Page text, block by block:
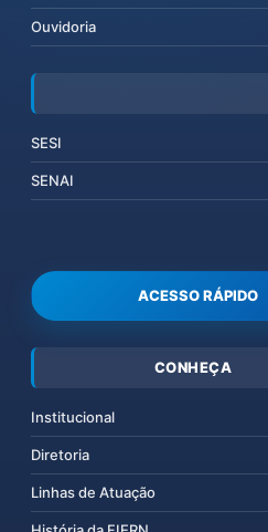
Ouvidoria
SESI
SENAI
ACESSO RÁPIDO
CONHEÇA
Institucional
Diretoria
Linhas de Atuação